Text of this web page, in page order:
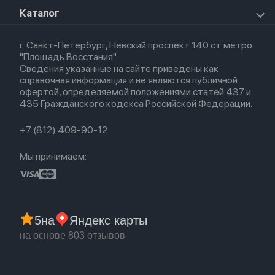
Apple Watch SE 2022
Airpods 3
Airpods (1-е)
EarPods
HomePod 2
Для Macbook
О магазине
Политика конфиденциальности
Оплата и доставка
Партнерская программа
Гарантия
Обмен и возврат
Бонусы
Каталог
Новые поступления
Популярное
Акции
г. Санкт-Петербург, Невский проспект 140 ст. метро
"Площадь Восстания"
Сведения указанные на сайте приведены как
справочная информация и не являются публичной
офертой, определяемой положениями статей 437 и
435 Гражданского кодекса Российской Федерации.
+7 (812) 409-90-12
Мы принимаем:
5на Яндекс карты
на основе 803 отзывов